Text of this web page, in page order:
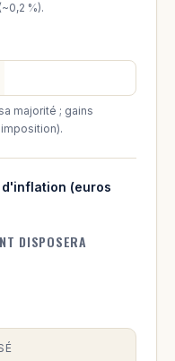
%).
majorité ; gains
(euros
DISPOSERA